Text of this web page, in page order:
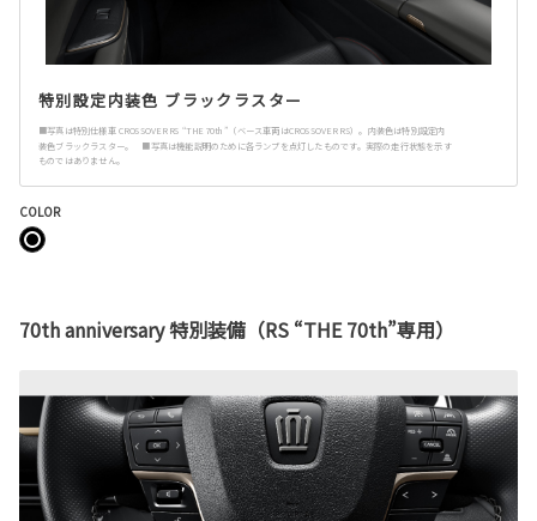
特別設定内装色 ブラックラスター
■写真は特別仕様車 CROSSOVER RS “THE 70th”（ベース車両はCROSSOVER RS）。内装色は特別設定内
装色ブラックラスター。 ■写真は機能説明のために各ランプを点灯したものです。実際の走行状態を示す
ものではありません。
COLOR
70th anniversary 特別装備（RS “THE 70th”専用）